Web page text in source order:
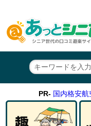
PR- 国内格安航